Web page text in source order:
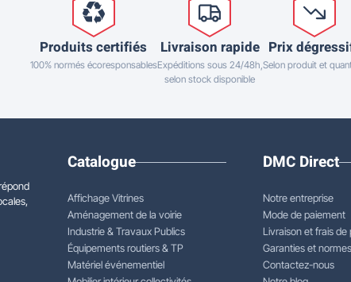
Produits certifiés
100% normés écoresponsables
Livraison rapide
Expéditions sous 24/48h,
selon stock disponible
Prix
Selon produit et
Catalogue
Affichage Vitrines
Aménagement de la voirie
Industrie & Travaux Publics
Équipements routiers & TP
Matériel événementiel
DMC Direct
Notre entreprise
Mode de paiement
Livraison et frais de
Garanties et normes
Contactez-nous